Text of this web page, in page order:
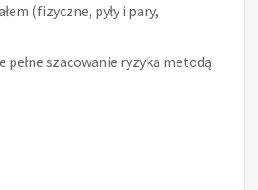
(fizyczne, pyły i pary,
pełne szacowanie ryzyka metodą